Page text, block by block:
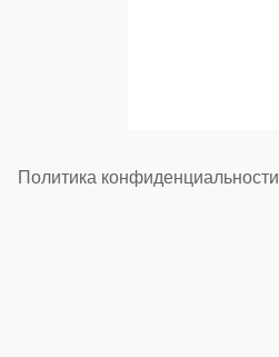
Политика конфиденциальности